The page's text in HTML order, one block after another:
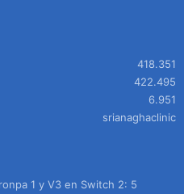
418.351
422.495
6.951
srianaghaclinic
1 y V3 en Switch 2: 5